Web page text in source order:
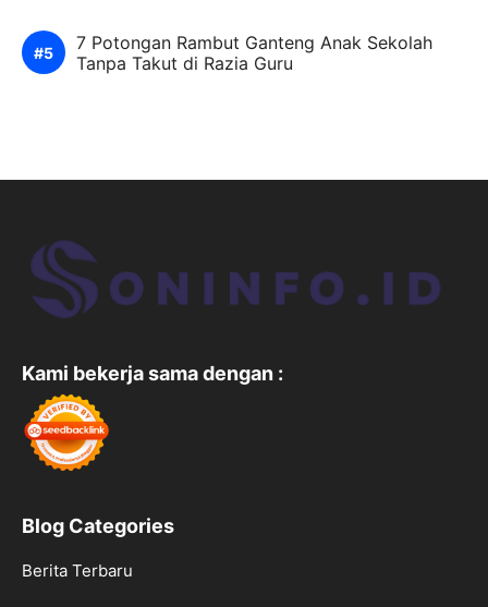
7 Potongan Rambut Ganteng Anak Sekolah
Tanpa Takut di Razia Guru
Kami bekerja sama dengan :
Blog Categories
Berita Terbaru